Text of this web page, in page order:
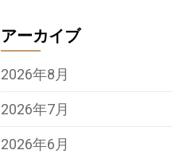
アーカイブ
2026年8月
2026年7月
2026年6月